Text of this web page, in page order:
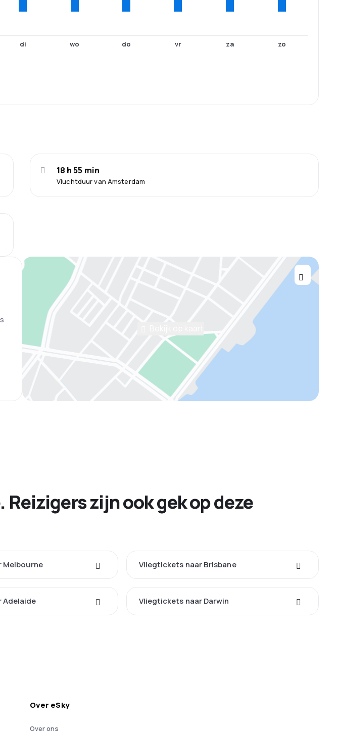
di wo do vr za zo
Vluchtduur van Amsterdam
18 h 55 min
zijn ook gek op deze
Melbourne Vliegtickets naar Brisbane
Adelaide Vliegtickets naar Darwin
Over eSky
Over ons